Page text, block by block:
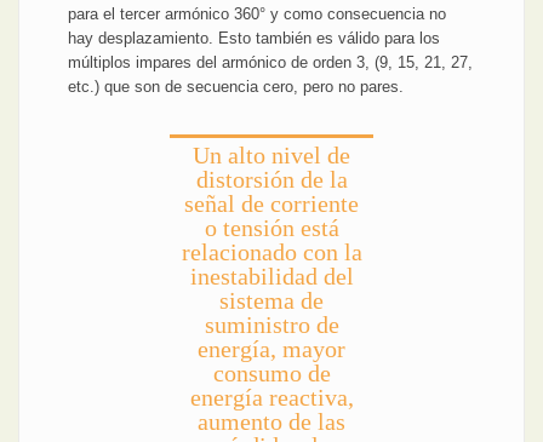
para el tercer armónico 360° y como consecuencia no
hay desplazamiento. Esto también es válido para los
múltiplos impares del armónico de orden 3, (9, 15, 21, 27,
etc.) que son de secuencia cero, pero no pares.
Un alto nivel de
distorsión de la
señal de corriente
o tensión está
relacionado con la
inestabilidad del
sistema de
suministro de
energía, mayor
consumo de
energía reactiva,
aumento de las